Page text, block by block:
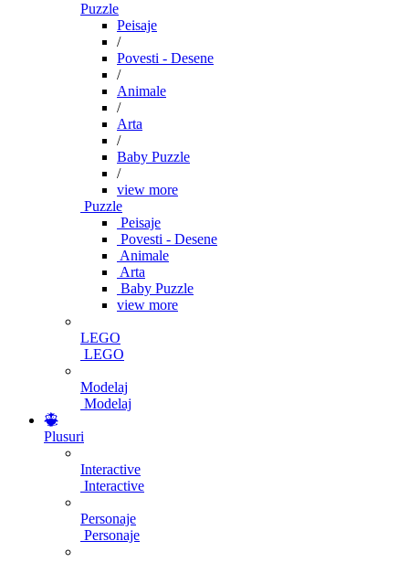
Puzzle
Peisaje
/
Povesti - Desene
/
Animale
/
Arta
/
Baby Puzzle
/
view more
Puzzle
Peisaje
Povesti - Desene
Animale
Arta
Baby Puzzle
view more
LEGO
LEGO
Modelaj
Modelaj
Plusuri
Interactive
Interactive
Personaje
Personaje